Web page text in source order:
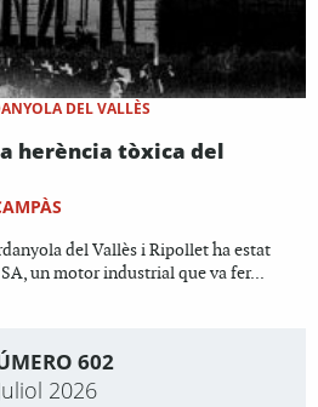
DEL VALLÈS
herència tòxica del
del Vallès i Ripollet ha estat
un motor industrial que va fer...
602
2026